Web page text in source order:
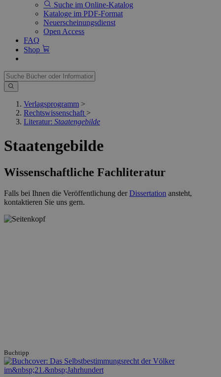
Suche im Online-Katalog
Kataloge im PDF-Format
Neuerscheinungsdienst
Open Access
FAQ
Shop
Verlagsprogramm >
Rechtswissenschaft >
Literatur: Staatengebilde
Staatengebilde
Wissenschaftliche Fachliteratur
Falls bei Ihnen die Veröffentlichung derDissertation ansteht,
kontaktieren Sie uns gern.
Buchtipp